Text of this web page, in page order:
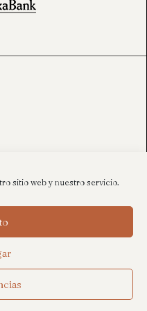
sitio web y nuestro servicio.